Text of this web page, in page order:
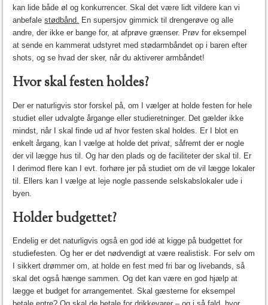
kan lide både øl og konkurrencer. Skal det være lidt vildere kan vi
anbefalestødbånd.
En supersjov gimmick til drengerøve og alle
andre, der ikke er bange for, at afprøve grænser. Prøv for eksempel
at sende en kammerat udstyret med stødarmbåndet op i baren efter
shots, og se hvad der sker, når du aktiverer armbåndet!
Hvor skal festen holdes?
Der er naturligvis stor forskel på, om I vælger at holde festen for hele
studiet eller udvalgte årgange eller studieretninger. Det gælder ikke
mindst, når I skal finde ud af hvor festen skal holdes. Er I blot en
enkelt årgang, kan I vælge at holde det privat, såfremt der er nogle
der vil lægge hus til. Og har den plads og de faciliteter der skal til. Er
I derimod flere kan I evt. forhøre jer på studiet om de vil lægge lokaler
til. Ellers kan I vælge at leje nogle passende selskabslokaler ude i
byen.
Holder budgettet?
Endelig er det naturligvis også en god idé at kigge på budgettet for
studiefesten. Og her er det nødvendigt at være realistisk. For selv om
I sikkert drømmer om, at holde en fest med fri bar og livebands, så
skal det også hænge sammen. Og det kan være en god hjælp at
lægge et budget for arrangementet. Skal gæsterne for eksempel